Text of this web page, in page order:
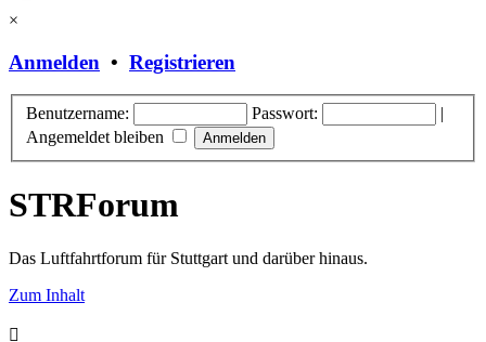
×
Anmelden • Registrieren
Benutzername: Passwort:
|
Angemeldet bleiben
STRForum
Das Luftfahrtforum für Stuttgart und darüber hinaus.
Zum Inhalt